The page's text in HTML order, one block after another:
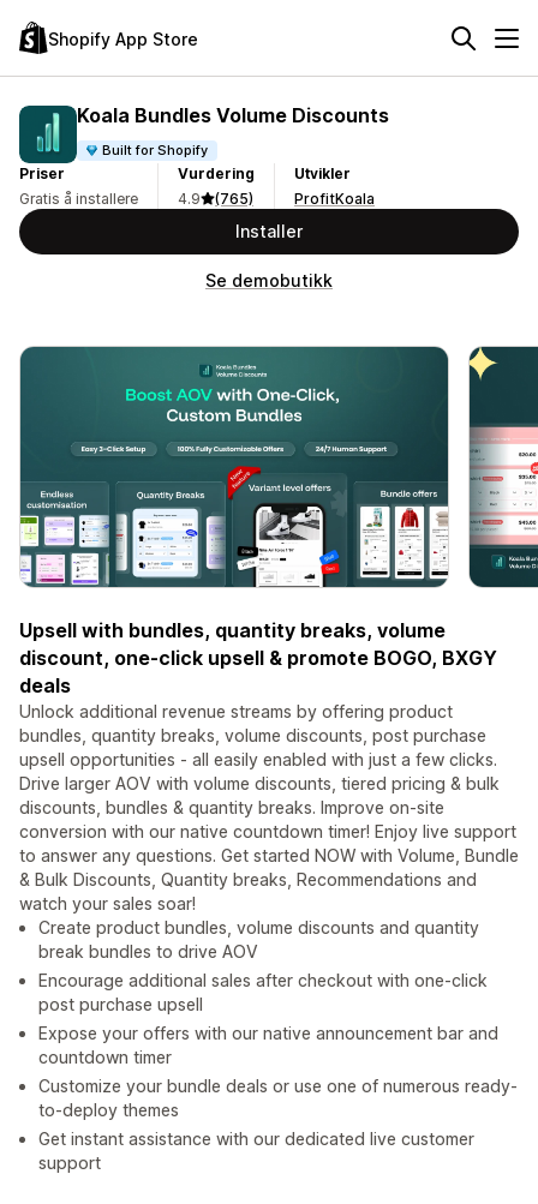
Shopify App Store
Koala Bundles Volume Discounts
Built for Shopify
Priser
Gratis å installere
Vurdering
4.9
(765)
Utvikler
ProfitKoala
Installer
Se demobutikk
Upsell with bundles, quantity breaks, volume
discount, one-click upsell & promote BOGO, BXGY
deals
Unlock additional revenue streams by offering product
bundles, quantity breaks, volume discounts, post purchase
upsell opportunities - all easily enabled with just a few clicks.
Drive larger AOV with volume discounts, tiered pricing & bulk
discounts, bundles & quantity breaks. Improve on-site
conversion with our native countdown timer! Enjoy live support
to answer any questions. Get started NOW with Volume, Bundle
& Bulk Discounts, Quantity breaks, Recommendations and
watch your sales soar!
Create product bundles, volume discounts and quantity
break bundles to drive AOV
Encourage additional sales after checkout with one-click
post purchase upsell
Expose your offers with our native announcement bar and
countdown timer
Customize your bundle deals or use one of numerous ready-
to-deploy themes
Get instant assistance with our dedicated live customer
support